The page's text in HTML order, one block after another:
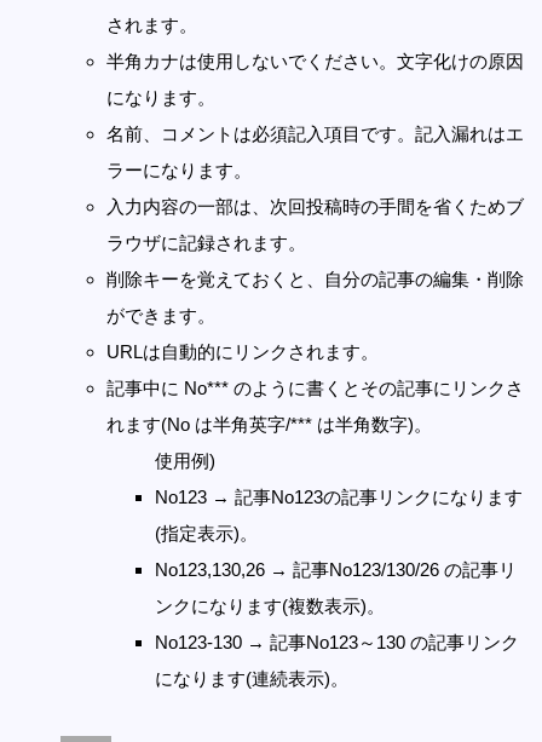
されます。
半角カナは使用しないでください。文字化けの原因
になります。
名前、コメントは必須記入項目です。記入漏れはエ
ラーになります。
入力内容の一部は、次回投稿時の手間を省くためブ
ラウザに記録されます。
削除キーを覚えておくと、自分の記事の編集・削除
ができます。
URLは自動的にリンクされます。
記事中に No*** のように書くとその記事にリンクさ
れます(No は半角英字/*** は半角数字)。
使用例)
No123 → 記事No123の記事リンクになります
(指定表示)。
No123,130,26 → 記事No123/130/26 の記事リ
ンクになります(複数表示)。
No123-130 → 記事No123～130 の記事リンク
になります(連続表示)。